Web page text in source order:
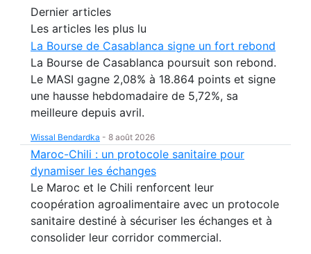
Dernier articles
Les articles les plus lu
La Bourse de Casablanca signe un fort rebond
La Bourse de Casablanca poursuit son rebond.
Le MASI gagne 2,08% à 18.864 points et signe
une hausse hebdomadaire de 5,72%, sa
meilleure depuis avril.
Wissal Bendardka - 8 août 2026
Maroc-Chili : un protocole sanitaire pour
dynamiser les échanges
Le Maroc et le Chili renforcent leur
coopération agroalimentaire avec un protocole
sanitaire destiné à sécuriser les échanges et à
consolider leur corridor commercial.